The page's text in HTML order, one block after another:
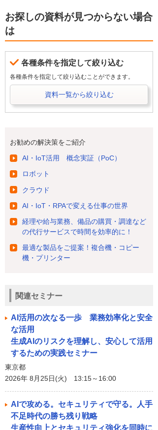
お探しの資料が見つからない場合
は
各種条件を指定して絞り込む
各種条件を指定して絞り込むことができます。
資料一覧から絞り込む
お勧めの解決策をご紹介
AI・IoT活用 概念実証（PoC）
ロボット
クラウド
AI・IoT・RPAで変える仕事の世界
経理や給与業務、備品の購買・調達など
の代行サービスで時間を効率的に！
最適な製品をご提案！複合機・コピー
機・プリンター
関連セミナー
AI活用の次なる一歩 業務効率化と安全
な活用
生成AIのリスクを理解し、安心して活用
するための実践セミナー
東京都
2026年 8月25日(火) 13:15～16:00
AIで攻める。セキュリティで守る。人手
不足時代の勝ち残り戦略
生産性向上とセキュリティ強化を同時に